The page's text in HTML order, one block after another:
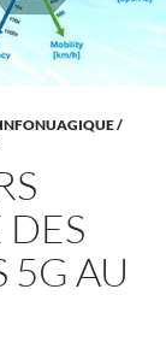
INFONUAGIQUE /
DES
AU